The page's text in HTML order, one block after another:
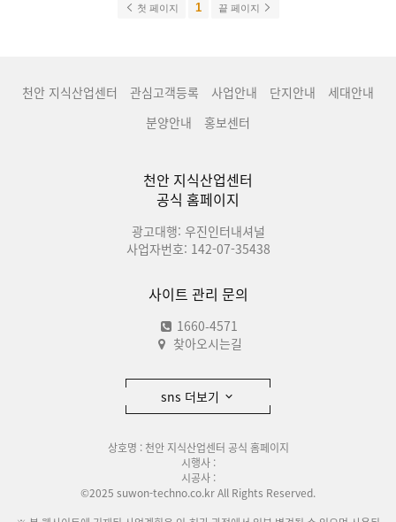
첫 페이지 1 끝 페이지
천안 지식산업센터 관심고객등록 사업안내 단지안내
세대안내
분양안내
홍보센터
천안 지식산업센터
공식 홈페이지
광고대행: 우진인터내셔널
사업자번호: 142-07-35438
사이트 관리 문의
1660-4571
찾아오시는길
sns 더보기
상호명 : 천안 지식산업센터 공식 홈페이지
시행사 :
시공사 :
©2025 suwon-techno.co.kr All Rights Reserved.